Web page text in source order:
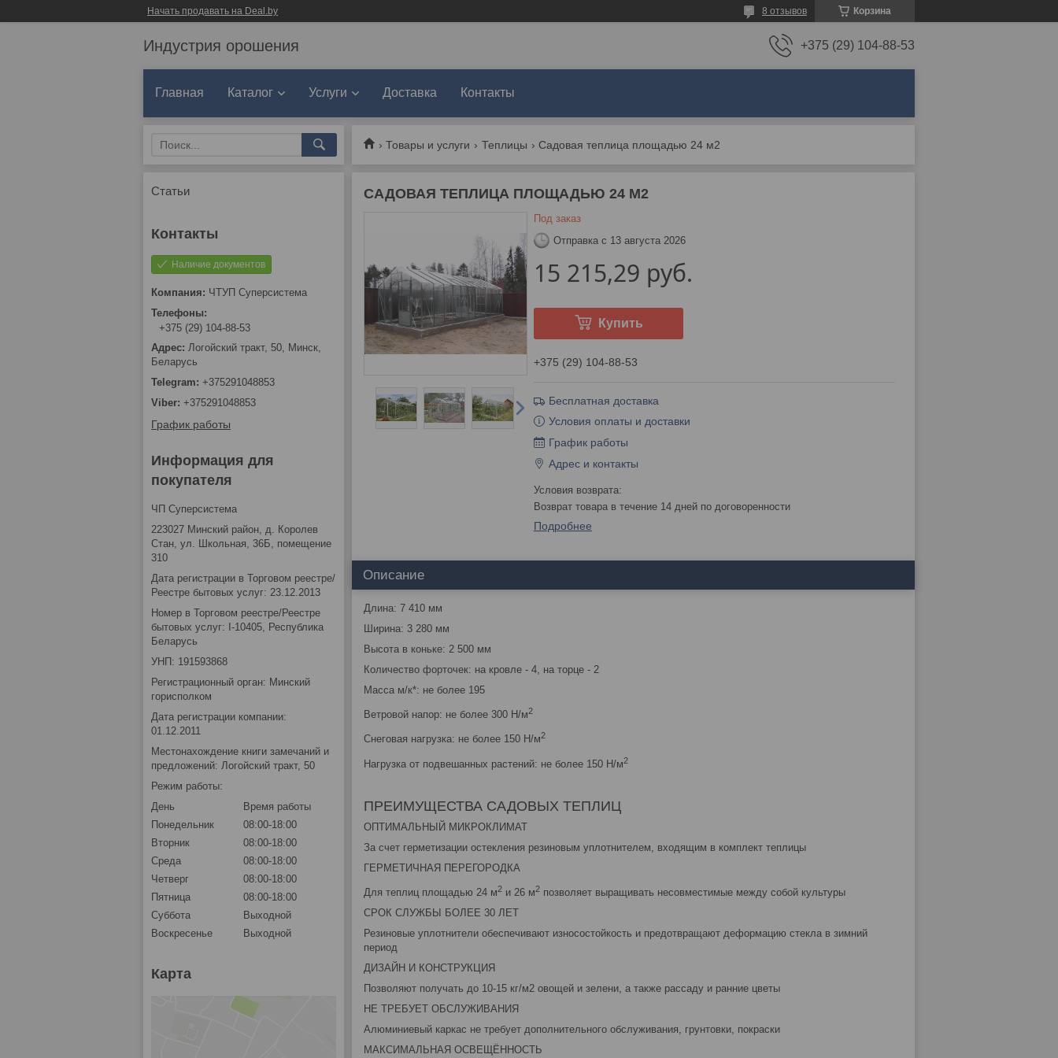
Начать продавать на Deal.by Корзина
8 отзывов
Индустрия орошения +375 (29) 104-88-53
Главная Каталог Услуги Доставка Контакты
Товары и услуги Теплицы Садовая теплица площадью 24 м2
САДОВАЯ ТЕПЛИЦА ПЛОЩАДЬЮ 24 М2
Под заказ
Отправка с 13 августа 2026
15 215,29 руб.
Купить
+375 (29) 104-88-53
Бесплатная доставка
Условия оплаты и доставки
График работы
Адрес и контакты
возврат товара в течение 14 дней по договоренности
Подробнее
Описание
Длина: 7 410 мм
Ширина: 3 280 мм
Высота в коньке: 2 500 мм
Количество форточек: на кровле - 4, на торце - 2
Масса м/к*: не более 195
Ветровой напор: не более 300 Н/м2
Снеговая нагрузка: не более 150 Н/м2
Нагрузка от подвешанных растений: не более 150 Н/м2
ПРЕИМУЩЕСТВА САДОВЫХ ТЕПЛИЦ
ОПТИМАЛЬНЫЙ МИКРОКЛИМАТ
За счет герметизации остекления резиновым уплотнителем, входящим в комплект теплицы
ГЕРМЕТИЧНАЯ ПЕРЕГОРОДКА
Для теплиц площадью 24 м2 и 26 м2 позволяет выращивать несовместимые между собой культуры
СРОК СЛУЖБЫ БОЛЕЕ 30 ЛЕТ
Резиновые уплотнители обеспечивают износостойкость и предотвращают деформацию стекла в зимний
период
ДИЗАЙН И КОНСТРУКЦИЯ
Позволяют получать до 10-15 кг/м2 овощей и зелени, а также рассаду и ранние цветы
НЕ ТРЕБУЕТ ОБСЛУЖИВАНИЯ
Алюминиевый каркас не требует дополнительного обслуживания, грунтовки, покраски
МАКСИМАЛЬНАЯ ОСВЕЩЁННОСТЬ
Статьи
Наличие документов
ЧТУП Суперсистема
+375 (29) 104-88-53
Логойский тракт, 50, Минск,
Беларусь
+375291048853
+375291048853
График работы
Информация для
покупателя
ЧП Суперсистема
223027 Минский район, д. Королев
Стан, ул. Школьная, 36Б, помещение
310
Дата регистрации в Торговом реестре/
Реестре бытовых услуг: 23.12.2013
Номер в Торговом реестре/Реестре
бытовых услуг: I-10405, Республика
Беларусь
УНП: 191593868
Регистрационный орган: Минский
горисполком
Дата регистрации компании:
01.12.2011
Местонахождение книги замечаний и
предложений: Логойский тракт, 50
Режим работы:
День
Время работы
Понедельник
08:00-18:00
Вторник
08:00-18:00
Среда
08:00-18:00
Четверг
08:00-18:00
Пятница
08:00-18:00
Суббота
Выходной
Воскресенье
Выходной
Карта